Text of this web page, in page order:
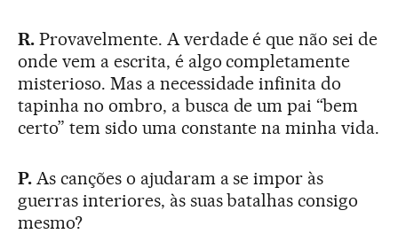
R.Provavelmente. A verdade é que não sei de
onde vem a escrita, é algo completamente
misterioso. Mas a necessidade infinita do
tapinha no ombro, a busca de um pai “bem
certo” tem sido uma constante na minha vida.
P. As canções o ajudaram a se impor às
guerras interiores, às suas batalhas consigo
mesmo?